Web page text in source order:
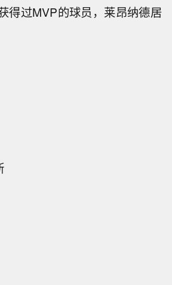
得过MVP的球员，莱昂纳德居